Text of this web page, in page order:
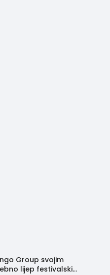
Group svojim
lijep festivalski